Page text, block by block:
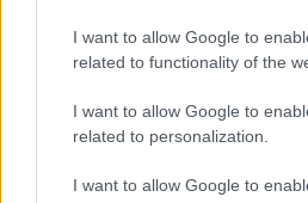
I want to allow Google to
related to functionality of the
I want to allow Google to
related to personalization.
I want to allow Google to